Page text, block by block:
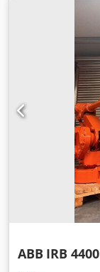
ABB IRB